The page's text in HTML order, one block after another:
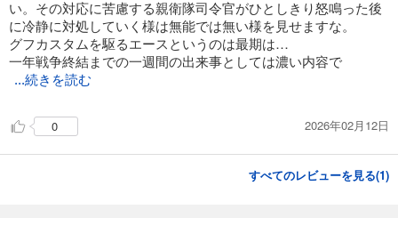
い。その対応に苦慮する親衛隊司令官がひとしきり怒鳴った後
に冷静に対処していく様は無能では無い様を見せますな。
グフカスタムを駆るエースというのは最期は…
一年戦争終結までの一週間の出来事としては濃い内容で
...続きを読む
0 2026年02月12日
すべてのレビューを見る(1)